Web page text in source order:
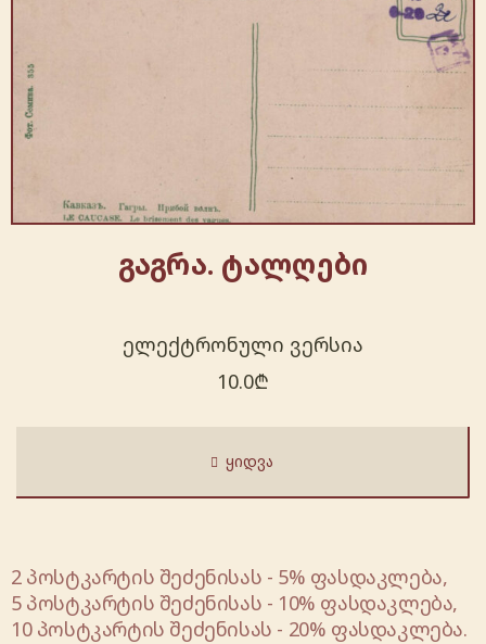
გაგრა. ტალღები
ელექტრონული ვერსია
10.0₾
ᲧᲘᲓᲕᲐ
2 პოსტკარტის შეძენისას - 5% ფასდაკლება,
5 პოსტკარტის შეძენისას - 10% ფასდაკლება,
10 პოსტკარტის შეძენისას - 20% ფასდაკლება.